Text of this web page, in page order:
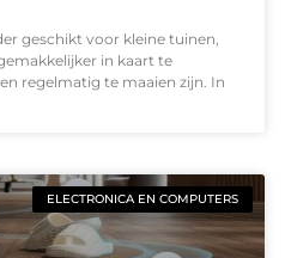
geschikt voor kleine tuinen,
in kaart te
regelmatig te maaien zijn. In
ELECTRONICA EN COMPUTERS